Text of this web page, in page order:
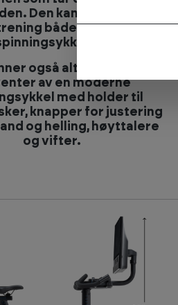
Den kan også svinges
både på og av
også alt annet du
av en moderne
med holder til
knapper for justering
og helling, høyttalere
og vifter.